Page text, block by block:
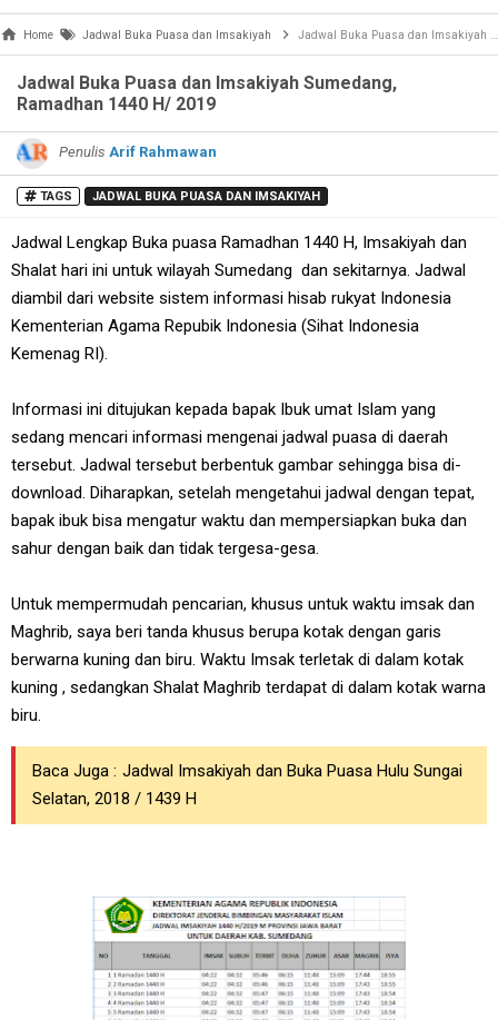
Home Jadwal Buka Puasa dan Imsakiyah Jadwal Buka Puasa dan Imsakiyah Sumedang, Ramadhan 1440 H/ 2019
Jadwal Buka Puasa dan Imsakiyah Sumedang,
Ramadhan 1440 H/ 2019
Penulis Arif Rahmawan
TAGS JADWAL BUKA PUASA DAN IMSAKIYAH
Jadwal Lengkap Buka puasa Ramadhan 1440 H, Imsakiyah dan
Shalat hari ini untuk wilayah Sumedang dan sekitarnya. Jadwal
diambil dari website sistem informasi hisab rukyat Indonesia
Kementerian Agama Repubik Indonesia (Sihat Indonesia
Kemenag RI).
Informasi ini ditujukan kepada bapak Ibuk umat Islam yang
sedang mencari informasi mengenai jadwal puasa di daerah
tersebut. Jadwal tersebut berbentuk gambar sehingga bisa di-
download. Diharapkan, setelah mengetahui jadwal dengan tepat,
bapak ibuk bisa mengatur waktu dan mempersiapkan buka dan
sahur dengan baik dan tidak tergesa-gesa.
Untuk mempermudah pencarian, khusus untuk waktu imsak dan
Maghrib, saya beri tanda khusus berupa kotak dengan garis
berwarna kuning dan biru. Waktu Imsak terletak di dalam kotak
kuning , sedangkan Shalat Maghrib terdapat di dalam kotak warna
biru.
Baca Juga : Jadwal Imsakiyah dan Buka Puasa Hulu Sungai
Selatan, 2018 / 1439 H